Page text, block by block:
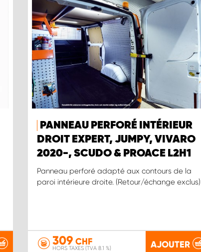
PANNEAU PERFORÉ INTÉRIEUR
DROIT EXPERT, JUMPY, VIVARO
2020-, SCUDO & PROACE L2H1
Panneau perforé adapté aux contours de la
paroi intérieure droite. (Retour/échange exclus)
309CHF
HORS TAXES (TVA 8.1 %) AJOUTER